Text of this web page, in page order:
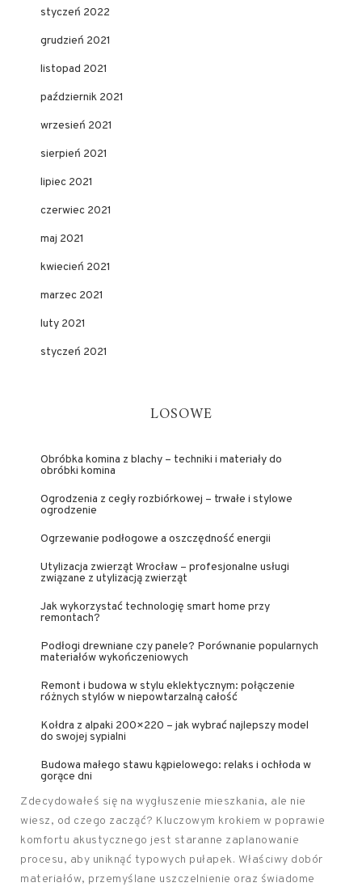
styczeń 2022
grudzień 2021
listopad 2021
październik 2021
wrzesień 2021
sierpień 2021
lipiec 2021
czerwiec 2021
maj 2021
kwiecień 2021
marzec 2021
luty 2021
styczeń 2021
LOSOWE
Obróbka komina z blachy – techniki i materiały do
obróbki komina
Ogrodzenia z cegły rozbiórkowej – trwałe i stylowe
ogrodzenie
Ogrzewanie podłogowe a oszczędność energii
Utylizacja zwierząt Wrocław – profesjonalne usługi
związane z utylizacją zwierząt
Jak wykorzystać technologię smart home przy
remontach?
Podłogi drewniane czy panele? Porównanie popularnych
materiałów wykończeniowych
Remont i budowa w stylu eklektycznym: połączenie
różnych stylów w niepowtarzalną całość
Kołdra z alpaki 200×220 – jak wybrać najlepszy model
do swojej sypialni
Budowa małego stawu kąpielowego: relaks i ochłoda w
gorące dni
Zdecydowałeś się na wygłuszenie mieszkania, ale nie
wiesz, od czego zacząć? Kluczowym krokiem w poprawie
komfortu akustycznego jest staranne zaplanowanie
procesu, aby uniknąć typowych pułapek. Właściwy dobór
materiałów, przemyślane uszczelnienie oraz świadome